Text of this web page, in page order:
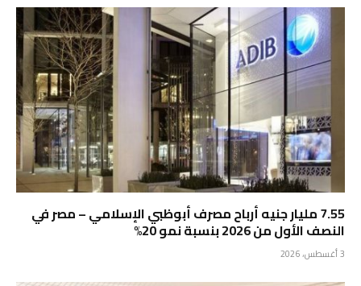
7.55 مليار جنيه أرباح مصرف أبوظبي الإسلامي – مصر في
النصف الأول من 2026 بنسبة نمو 20%
3 أغسطس، 2026